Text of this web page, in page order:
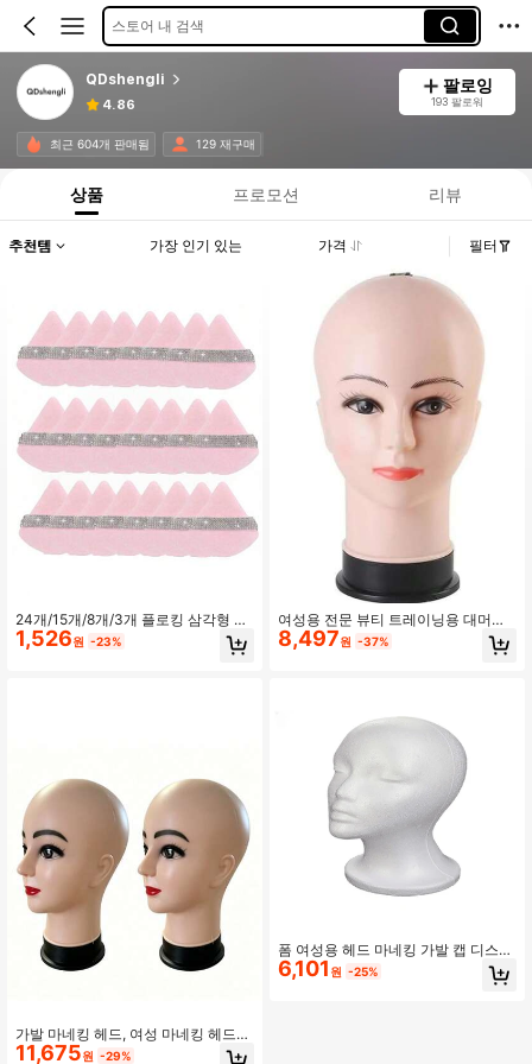
스토어 내 검색
QDshengli
4.86
팔로잉
193 팔로워
최근 604개 판매됨 129 재구매
상품 프로모션 리뷰
추천템 가장 인기 있는 가격 필터
24개/15개/8개/3개 플로킹 삼각형 메
이크업 스펀지, 부드럽고 폭신한 질감,
얼굴 및 바디 파우더 퍼프에 적합, 혼
1,526원 -23%
가발 마네킹 헤드, 여성 마네킹 헤드
디스플레이 소품, 유럽 및 미국 모델
11,675원 -29%
여성용 전문 뷰티 트레이닝용 대머리
마네킹 헤드, 가발 제작 및 전시용 마
네킹 헤드, 아프리카계 미국인 마네킹
8,497원 -37%
폼 여성용 헤드 마네킹 가발 캡 디스플
레이 폼 모델 화이트
6,101 원 -25%